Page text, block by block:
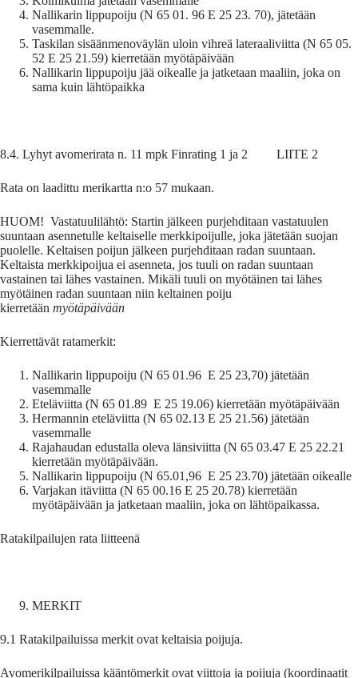
Nallikarin lippupoiju (N 65 01. 96 E 25 23. 70), jätetään
vasemmalle.
Taskilan sisäänmenoväylän uloin vihreä lateraaliviitta (N 65 05.
52 E 25 21.59) kierretään myötäpäivään
Nallikarin lippupoiju jää oikealle ja jatketaan maaliin, joka on
sama kuin lähtöpaikka
8.4. Lyhyt avomerirata n. 11 mpk Finrating 1 ja 2 LIITE 2
Rata on laadittu merikartta n:o 57 mukaan.
HUOM! Vastatuulilähtö: Startin jälkeen purjehditaan vastatuulen
suuntaan asennetulle keltaiselle merkkipoijulle, joka jätetään suojan
puolelle. Keltaisen poijun jälkeen purjehditaan radan suuntaan.
Keltaista merkkipoijua ei asenneta, jos tuuli on radan suuntaan
vastainen tai lähes vastainen. Mikäli tuuli on myötäinen tai lähes
myötäinen radan suuntaan niin keltainen poiju
kierretään myötäpäivään
Kierrettävät ratamerkit:
Nallikarin lippupoiju (N 65 01.96 E 25 23,70) jätetään
vasemmalle
Eteläviitta (N 65 01.89 E 25 19.06) kierretään myötäpäivään
Hermannin eteläviitta (N 65 02.13 E 25 21.56) jätetään
vasemmalle
Rajahaudan edustalla oleva länsiviitta (N 65 03.47 E 25 22.21
kierretään myötäpäivään.
Nallikarin lippupoiju (N 65.01,96 E 25 23.70) jätetään oikealle
Varjakan itäviitta (N 65 00.16 E 25 20.78) kierretään
myötäpäivään ja jatketaan maaliin, joka on lähtöpaikassa.
Ratakilpailujen rata liitteenä
MERKIT
9.1 Ratakilpailuissa merkit ovat keltaisia poijuja.
Avomerikilpailuissa kääntömerkit ovat viittoja ja poijuja (koordinaatit